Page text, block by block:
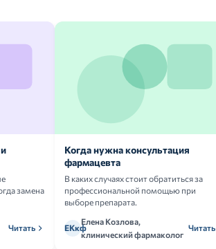
замена
Читать
Когда нужна консультация
фармацевта
В каких случаях стоит обратиться за
профессиональной помощью при
выборе препарата.
ЕКкф
Елена Козлова,
клинический фармаколог
Читать